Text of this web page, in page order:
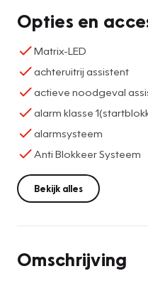
Opties en
Matrix-LED
achteruitrij assistent
actieve noodgeval
alarm klasse
alarmsysteem
Anti Blokkeer Systeem
Bekijk alles
Omschrijving